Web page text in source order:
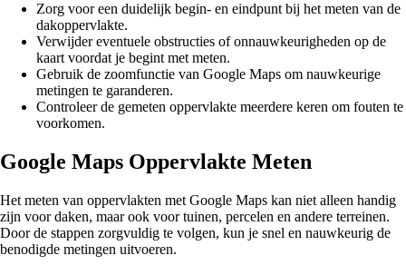
Zorg voor een duidelijk begin- en eindpunt bij het meten van de
dakoppervlakte.
Verwijder eventuele obstructies of onnauwkeurigheden op de
kaart voordat je begint met meten.
Gebruik de zoomfunctie van Google Maps om nauwkeurige
metingen te garanderen.
Controleer de gemeten oppervlakte meerdere keren om fouten te
voorkomen.
Google Maps Oppervlakte Meten
Het meten van oppervlakten met Google Maps kan niet alleen handig
zijn voor daken, maar ook voor tuinen, percelen en andere terreinen.
Door de stappen zorgvuldig te volgen, kun je snel en nauwkeurig de
benodigde metingen uitvoeren.